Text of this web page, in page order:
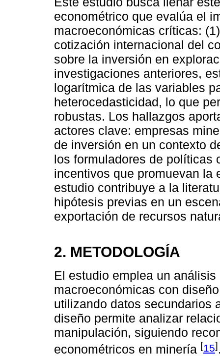
econométrico que evalúa el
macroeconómicas críticas:
cotización internacional del
sobre la inversión en
investigaciones anteriores,
logarítmica de las variables
heterocedasticidad, lo que
robustas. Los hallazgos
actores clave: empresas
de inversión en un contexto
los formuladores de políticas
incentivos que promuevan la
estudio contribuye a la
hipótesis previas en un
exportación de recursos
2. METODOLOGÍA
El estudio emplea un
macroeconómicas con
utilizando datos secundarios
diseño permite analizar
manipulación, siguiendo
econométricos en minería [15]